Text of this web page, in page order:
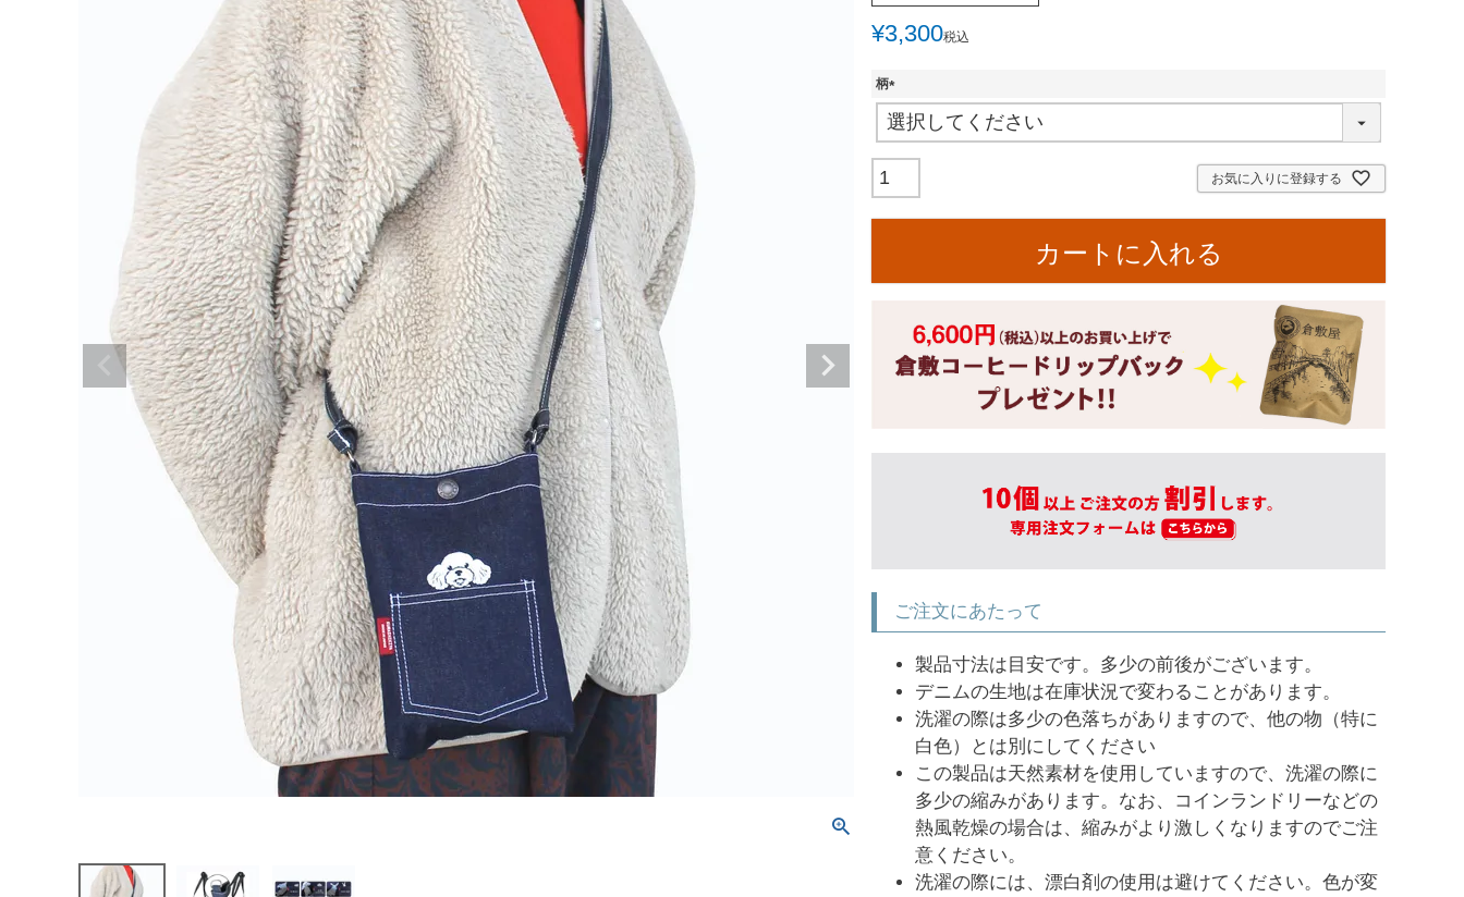
¥3,300税込
柄
(
必
須
お気に入りに登録する
カートに入れる
ご注文にあたって
製品寸法は目安です。多少の前後がございます。
デニムの生地は在庫状況で変わることがあります。
洗濯の際は多少の色落ちがありますので、他の物（特に
白色）とは別にしてください
この製品は天然素材を使用していますので、洗濯の際に
多少の縮みがあります。なお、コインランドリーなどの
熱風乾燥の場合は、縮みがより激しくなりますのでご注
意ください。
洗濯の際には、漂白剤の使用は避けてください。色が変